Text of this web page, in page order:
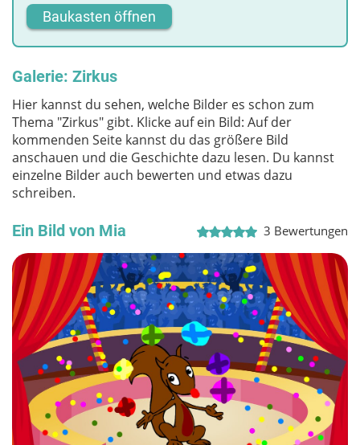
Baukasten öffnen
Galerie: Zirkus
Hier kannst du sehen, welche Bilder es schon zum
Thema "Zirkus" gibt. Klicke auf ein Bild: Auf der
kommenden Seite kannst du das größere Bild
anschauen und die Geschichte dazu lesen. Du kannst
einzelne Bilder auch bewerten und etwas dazu
schreiben.
Ein Bild von Mia 3 Bewertungen